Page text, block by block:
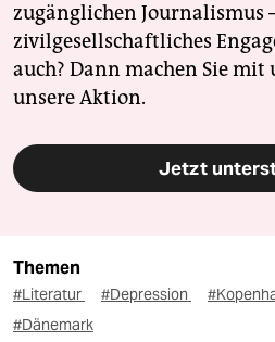
zugänglichen Journalismus
zivilgesellschaftliches
auch? Dann machen Sie
unsere Aktion.
Jetzt
Themen
#Literatur #Depression
#Dänemark